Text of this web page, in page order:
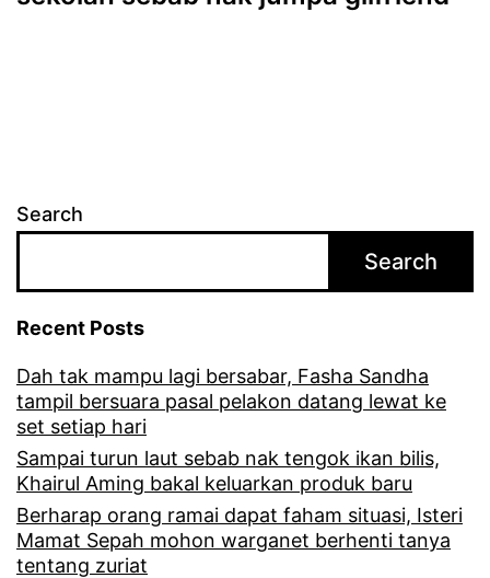
Search
Search
Recent Posts
Dah tak mampu lagi bersabar, Fasha Sandha
tampil bersuara pasal pelakon datang lewat ke
set setiap hari
Sampai turun laut sebab nak tengok ikan bilis,
Khairul Aming bakal keluarkan produk baru
Berharap orang ramai dapat faham situasi, Isteri
Mamat Sepah mohon warganet berhenti tanya
tentang zuriat